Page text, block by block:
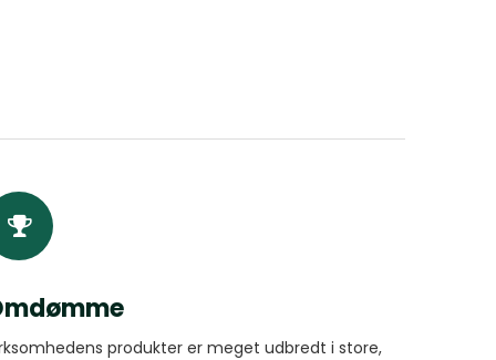
produkter er meget udbredt i store,